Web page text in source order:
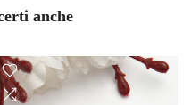
anche